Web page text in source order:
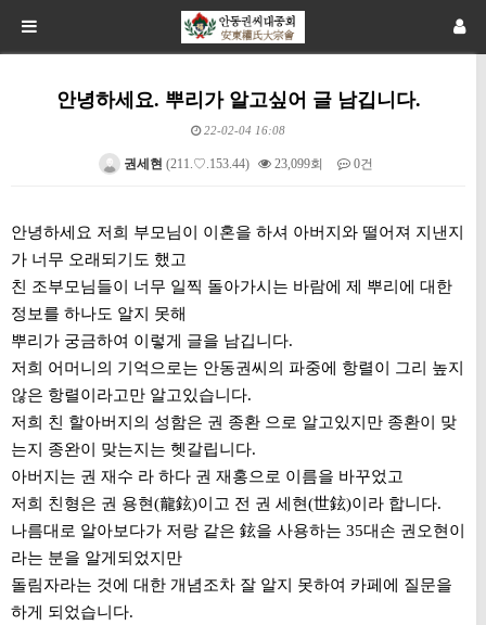
안녕하세요. 뿌리가 알고싶어 글 남깁니다.
22-02-04 16:08
권세현 (211.♡.153.44) 23,099회 0건
안녕하세요 저희 부모님이 이혼을 하셔 아버지와 떨어져 지낸지
가 너무 오래되기도 했고
친 조부모님들이 너무 일찍 돌아가시는 바람에 제 뿌리에 대한
정보를 하나도 알지 못해
뿌리가 궁금하여 이렇게 글을 남깁니다.
저희 어머니의 기억으로는 안동권씨의 파중에 항렬이 그리 높지
않은 항렬이라고만 알고있습니다.
저희 친 할아버지의 성함은 권 종환 으로 알고있지만 종환이 맞
는지 종완이 맞는지는 헷갈립니다.
아버지는 권 재수 라 하다 권 재홍으로 이름을 바꾸었고
저희 친형은 권 용현(龍鉉)이고 전 권 세현(世鉉)이라 합니다.
나름대로 알아보다가 저랑 같은 鉉을 사용하는 35대손 권오현이
라는 분을 알게되었지만
돌림자라는 것에 대한 개념조차 잘 알지 못하여 카페에 질문을
하게 되었습니다.